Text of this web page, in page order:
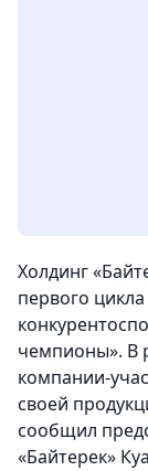
Холдинг
первого
чемпионы». В
компании-
своей
сообщил
«Байтерек»